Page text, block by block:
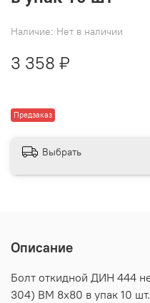
Наличие: Нет в наличии
Предзаказ
3 358 ₽
Выбрать
Описание
Болт откидной ДИН 444
304) BM 8х80 в упак 10